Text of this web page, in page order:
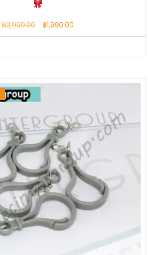
฿2,999.00
Original
price
฿1,990.00
price